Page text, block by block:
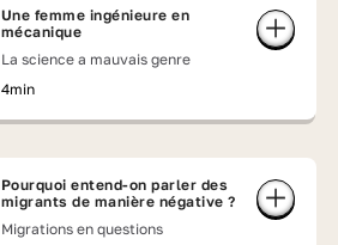
Une femme ingénieure en
mécanique
La science a mauvais genre
4min
Pourquoi entend-on parler des
migrants de manière négative ?
Migrations en questions